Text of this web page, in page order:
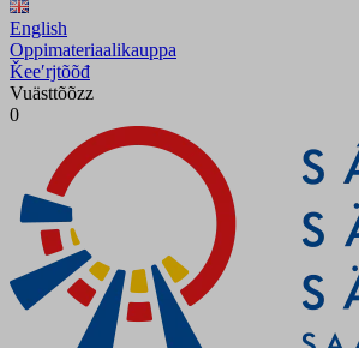
English
Oppimateriaalikauppa
Ǩeeʹrjtõõđ
Vuästtõõzz
0